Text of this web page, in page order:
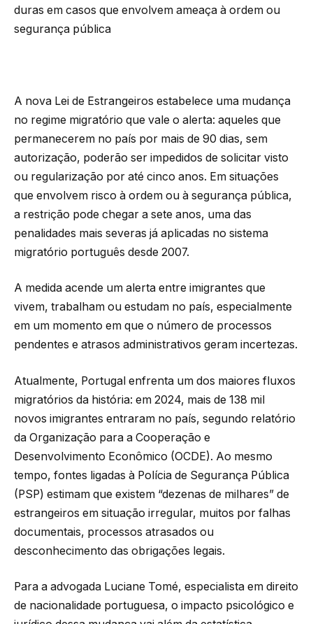
duras em casos que envolvem ameaça à ordem ou
segurança pública
A nova Lei de Estrangeiros estabelece uma mudança
no regime migratório que vale o alerta: aqueles que
permanecerem no país por mais de 90 dias, sem
autorização, poderão ser impedidos de solicitar visto
ou regularização por até cinco anos. Em situações
que envolvem risco à ordem ou à segurança pública,
a restrição pode chegar a sete anos, uma das
penalidades mais severas já aplicadas no sistema
migratório português desde 2007.
A medida acende um alerta entre imigrantes que
vivem, trabalham ou estudam no país, especialmente
em um momento em que o número de processos
pendentes e atrasos administrativos geram incertezas.
Atualmente, Portugal enfrenta um dos maiores fluxos
migratórios da história: em 2024, mais de 138 mil
novos imigrantes entraram no país, segundo relatório
da Organização para a Cooperação e
Desenvolvimento Econômico (OCDE). Ao mesmo
tempo, fontes ligadas à Polícia de Segurança Pública
(PSP) estimam que existem “dezenas de milhares” de
estrangeiros em situação irregular, muitos por falhas
documentais, processos atrasados ou
desconhecimento das obrigações legais.
Para a advogada Luciane Tomé, especialista em direito
de nacionalidade portuguesa, o impacto psicológico e